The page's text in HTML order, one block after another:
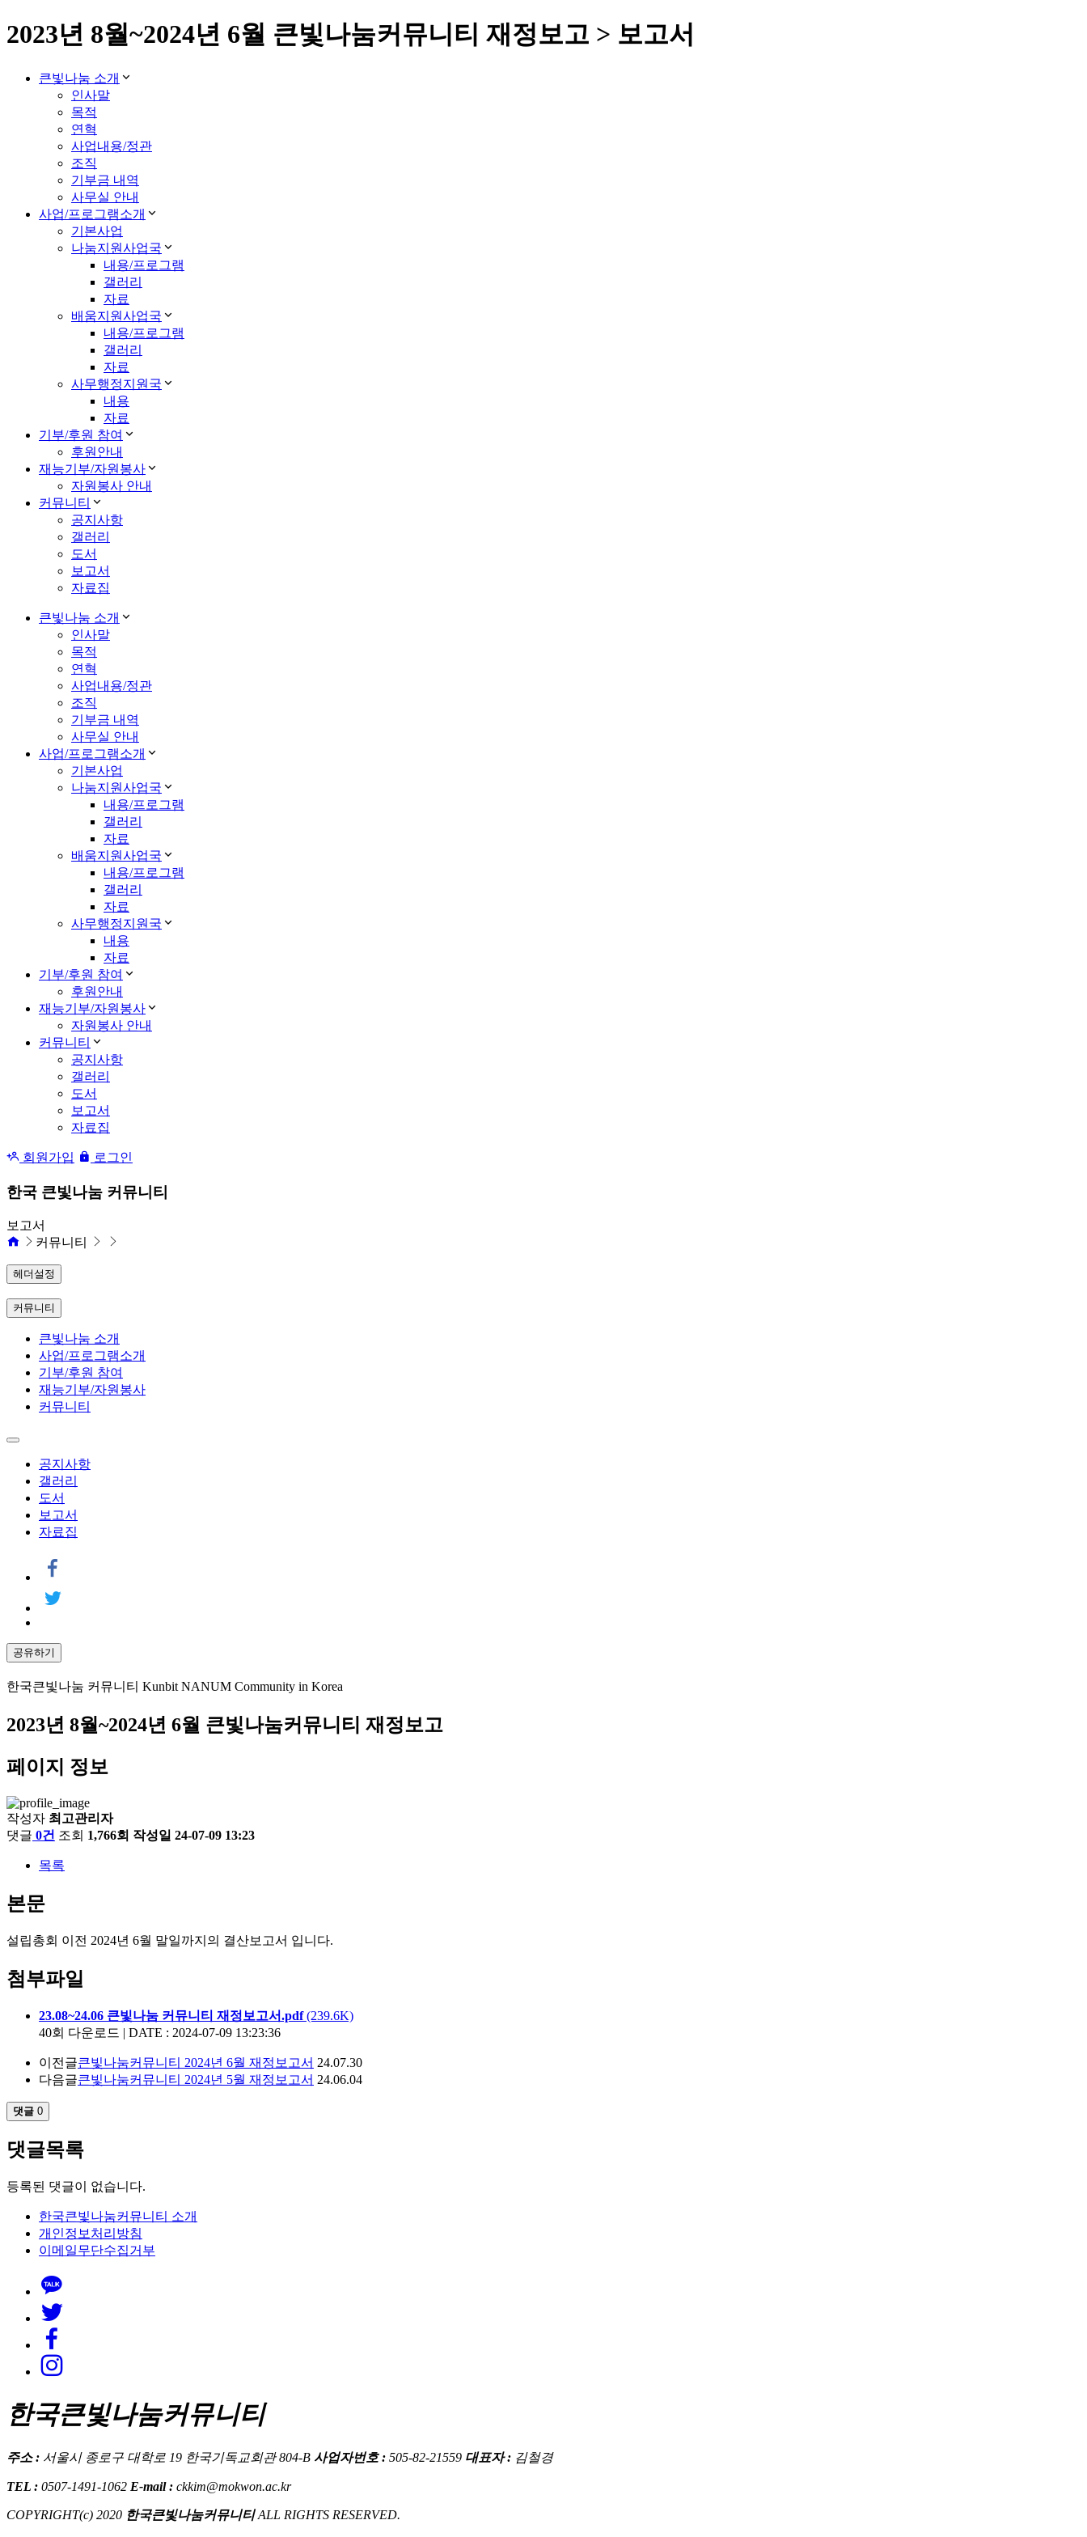
2023년 8월~2024년 6월 큰빛나눔커뮤니티 재정보고 > 보고서
큰빛나눔 소개
인사말
목적
연혁
사업내용/정관
조직
기부금 내역
사무실 안내
사업/프로그램소개
기본사업
나눔지원사업국
내용/프로그램
갤러리
자료
배움지원사업국
내용/프로그램
갤러리
자료
사무행정지원국
내용
자료
기부/후원 참여
후원안내
재능기부/자원봉사
자원봉사 안내
커뮤니티
공지사항
갤러리
도서
보고서
자료집
큰빛나눔 소개
인사말
목적
연혁
사업내용/정관
조직
기부금 내역
사무실 안내
사업/프로그램소개
기본사업
나눔지원사업국
내용/프로그램
갤러리
자료
배움지원사업국
내용/프로그램
갤러리
자료
사무행정지원국
내용
자료
기부/후원 참여
후원안내
재능기부/자원봉사
자원봉사 안내
커뮤니티
공지사항
갤러리
도서
보고서
자료집
회원가입 로그인
한국 큰빛나눔 커뮤니티
보고서
커뮤니티
헤더설정
커뮤니티
큰빛나눔 소개
사업/프로그램소개
기부/후원 참여
재능기부/자원봉사
커뮤니티
공지사항
갤러리
도서
보고서
자료집
공유하기
한국큰빛나눔 커뮤니티 Kunbit NANUM Community in Korea
2023년 8월~2024년 6월 큰빛나눔커뮤니티 재정보고
페이지 정보
작성자 최고관리자
댓글 0건 조회 1,766회 작성일 24-07-09 13:23
목록
본문
설립총회 이전 2024년 6월 말일까지의 결산보고서 입니다.
첨부파일
23.08~24.06 큰빛나눔 커뮤니티 재정보고서.pdf(239.6K)
40회 다운로드 | DATE : 2024-07-09 13:23:36
이전글큰빛나눔커뮤니티 2024년 6월 재정보고서 24.07.30
다음글큰빛나눔커뮤니티 2024년 5월 재정보고서 24.06.04
댓글 0
댓글목록
등록된 댓글이 없습니다.
한국큰빛나눔커뮤니티 소개
개인정보처리방침
이메일무단수집거부
한국큰빛나눔커뮤니티
주소 : 서울시 종로구 대학로 19 한국기독교회관 804-B 사업자번호 : 505-82-21559 대표자 : 김철경
TEL : 0507-1491-1062 E-mail : ckkim@mokwon.ac.kr
COPYRIGHT(c) 2020 한국큰빛나눔커뮤니티ALL RIGHTS RESERVED.